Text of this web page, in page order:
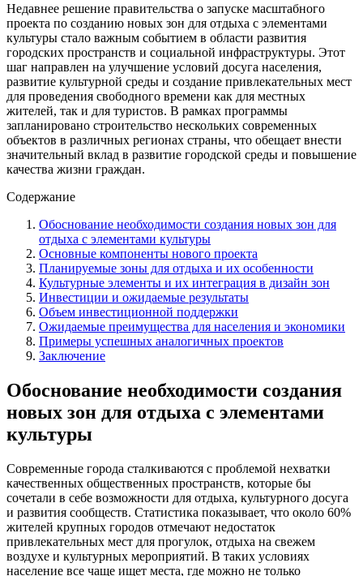
Недавнее решение правительства о запуске масштабного
проекта по созданию новых зон для отдыха с элементами
культуры стало важным событием в области развития
городских пространств и социальной инфраструктуры. Этот
шаг направлен на улучшение условий досуга населения,
развитие культурной среды и создание привлекательных мест
для проведения свободного времени как для местных
жителей, так и для туристов. В рамках программы
запланировано строительство нескольких современных
объектов в различных регионах страны, что обещает внести
значительный вклад в развитие городской среды и повышение
качества жизни граждан.
Содержание
Обоснование необходимости создания новых зон для
отдыха с элементами культуры
Основные компоненты нового проекта
Планируемые зоны для отдыха и их особенности
Культурные элементы и их интеграция в дизайн зон
Инвестиции и ожидаемые результаты
Объем инвестиционной поддержки
Ожидаемые преимущества для населения и экономики
Примеры успешных аналогичных проектов
Заключение
Обоснование необходимости создания
новых зон для отдыха с элементами
культуры
Современные города сталкиваются с проблемой нехватки
качественных общественных пространств, которые бы
сочетали в себе возможности для отдыха, культурного досуга
и развития сообществ. Статистика показывает, что около 60%
жителей крупных городов отмечают недостаток
привлекательных мест для прогулок, отдыха на свежем
воздухе и культурных мероприятий. В таких условиях
население все чаще ищет места, где можно не только